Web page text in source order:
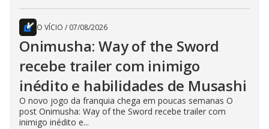
O VÍCIO / 07/08/2026
Onimusha: Way of the Sword
recebe trailer com inimigo
inédito e habilidades de Musashi
O novo jogo da franquia chega em poucas semanas O
post Onimusha: Way of the Sword recebe trailer com
inimigo inédito e...